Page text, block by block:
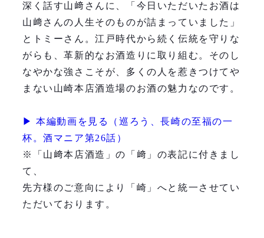
深く話す山﨑さんに、「今日いただいたお酒は
山﨑さんの人生そのものが詰まっていました」
とトミーさん。江戸時代から続く伝統を守りな
がらも、革新的なお酒造りに取り組む。そのし
なやかな強さこそが、多くの人を惹きつけてや
まない山崎本店酒造場のお酒の魅力なのです。
▶︎ 本編動画を見る（巡ろう、長崎の至福の一
杯。酒マニア第26話）
※「山﨑本店酒造」の「﨑」の表記に付きまし
て、
先方様のご意向により「崎」へと統一させてい
ただいております。